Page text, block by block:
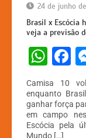
24 de junho
Brasil x Escócia
veja a previsão
W
at
s
A
F
c
e
b
Camisa 10
enquanto
ganhar força
em campo
Escócia pela
Mundo […]